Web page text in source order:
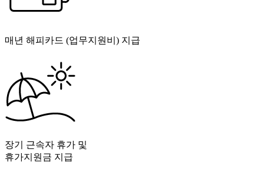
매년 해피카드 (업무지원비) 지급
장기 근속자 휴가 및
휴가지원금 지급